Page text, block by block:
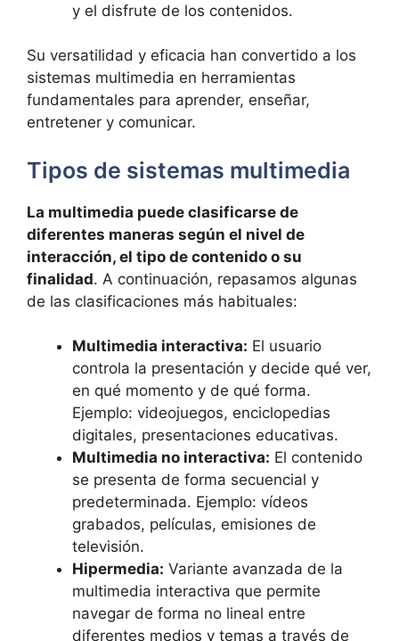
y el disfrute de los contenidos.
Su versatilidad y eficacia han convertido a los
sistemas multimedia en herramientas
fundamentales para aprender, enseñar,
entretener y comunicar.
Tipos de sistemas multimedia
La multimedia puede clasificarse de
diferentes maneras según el nivel de
interacción, el tipo de contenido o su
finalidad. A continuación, repasamos algunas
de las clasificaciones más habituales:
Multimedia interactiva: El usuario
controla la presentación y decide qué ver,
en qué momento y de qué forma.
Ejemplo: videojuegos, enciclopedias
digitales, presentaciones educativas.
Multimedia no interactiva: El contenido
se presenta de forma secuencial y
predeterminada. Ejemplo: vídeos
grabados, películas, emisiones de
televisión.
Hipermedia: Variante avanzada de la
multimedia interactiva que permite
navegar de forma no lineal entre
diferentes medios y temas a través de